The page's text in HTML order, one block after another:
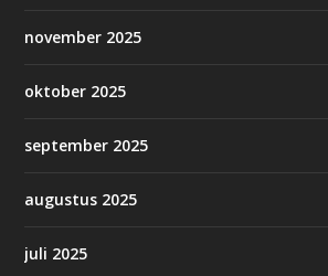
november 2025
oktober 2025
september 2025
augustus 2025
juli 2025